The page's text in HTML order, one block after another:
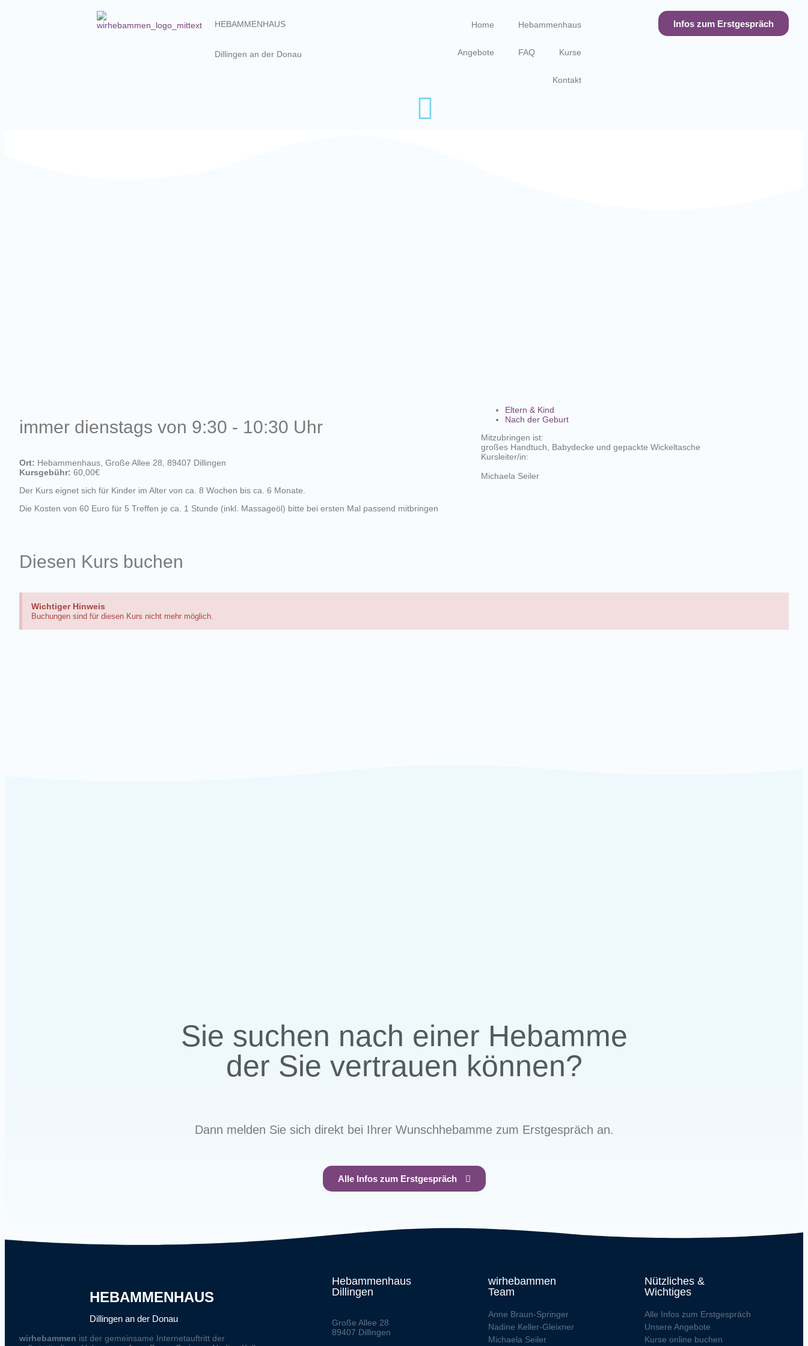
HEBAMMENHAUS
Dillingen an der Donau
Home Hebammenhaus
Angebote FAQ Kurse
Kontakt
Infos zum Erstgespräch
immer dienstags von 9:30 - 10:30 Uhr
Ort: Hebammenhaus, Große Allee 28, 89407 Dillingen
Kursgebühr: 60,00€
Der Kurs eignet sich für Kinder im Alter von ca. 8 Wochen bis ca. 6 Monate.
Die Kosten von 60 Euro für 5 Treffen je ca. 1 Stunde (inkl. Massageöl) bitte bei ersten Mal passend mitbringen
Eltern & Kind
Nach der Geburt
Mitzubringen ist:
großes Handtuch, Babydecke und gepackte Wickeltasche
Kursleiter/in:
Michaela Seiler
Diesen Kurs buchen
Wichtiger Hinweis
Buchungen sind für diesen Kurs nicht mehr möglich.
Sie suchen nach einer Hebamme
der Sie vertrauen können?
Dann melden Sie sich direkt bei Ihrer Wunschhebamme zum Erstgespräch an.
Alle Infos zum Erstgespräch
HEBAMMENHAUS
Dillingen an der Donau
wirhebammen ist der gemeinsame Internetauftritt der
Hebammenhaus
Dillingen
Große Allee 28
89407 Dillingen
wirhebammen
Team
Anne Braun-Springer
Nadine Keller-Gleixner
Michaela Seiler
Nützliches &
Wichtiges
Alle Infos zum Erstgespräch
Unsere Angebote
Kurse online buchen